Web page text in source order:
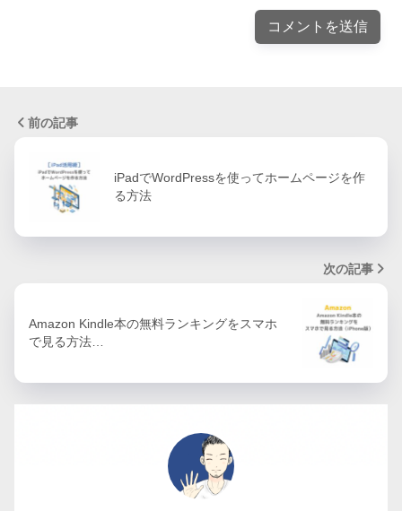
前の記事
iPadでWordPressを使ってホームページを作
る方法
次の記事
Amazon Kindle本の無料ランキングをスマホ
で見る方法…